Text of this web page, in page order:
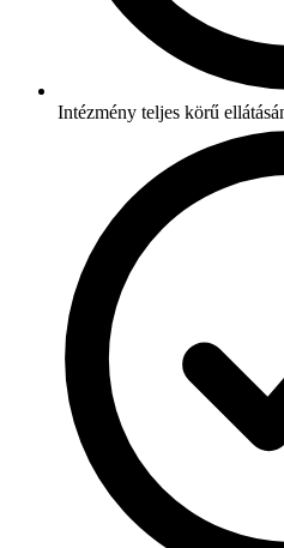
Intézmény teljes körű